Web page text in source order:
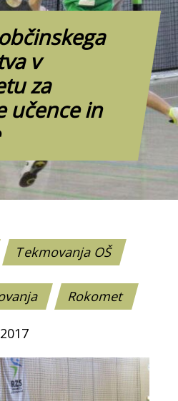
v
za
učence in
Tekmovanja OŠ
Rokomet